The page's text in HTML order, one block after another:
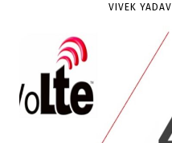
VIVEK YADAV